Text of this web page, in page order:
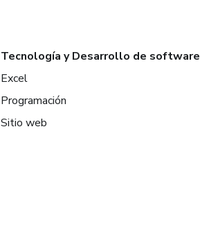
Tecnología y Desarrollo de software
Excel
Programación
Sitio web